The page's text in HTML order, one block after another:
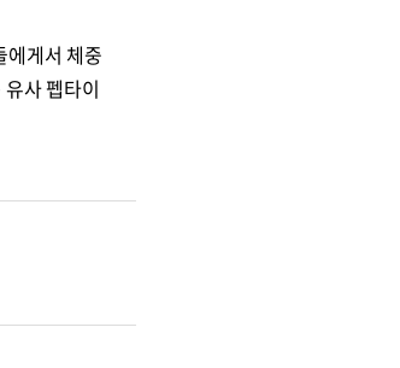
에게서 체중
사 펩타이